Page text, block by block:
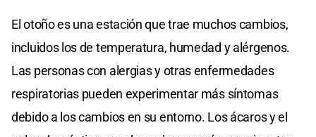
El otoño es una estación que trae muchos cambios,
incluidos los de temperatura, humedad y alérgenos.
Las personas con alergias y otras enfermedades
respiratorias pueden experimentar más síntomas
debido a los cambios en su entorno. Los ácaros y el